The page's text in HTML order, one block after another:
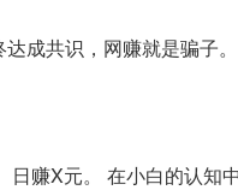
成共识，网赚就是骗子。
日赚X元。 在小白的认知